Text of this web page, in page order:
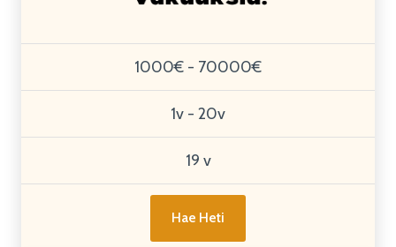
1000€ - 70000€
1v - 20v
19 v
Hae Heti